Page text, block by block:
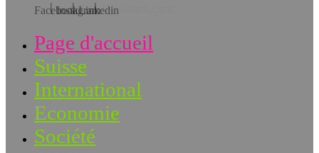
Téléchargez l’app!
Page d'accueil
Suisse
International
Economie
Société